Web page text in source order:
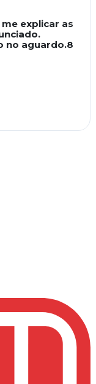
explicar as
no aguardo.8